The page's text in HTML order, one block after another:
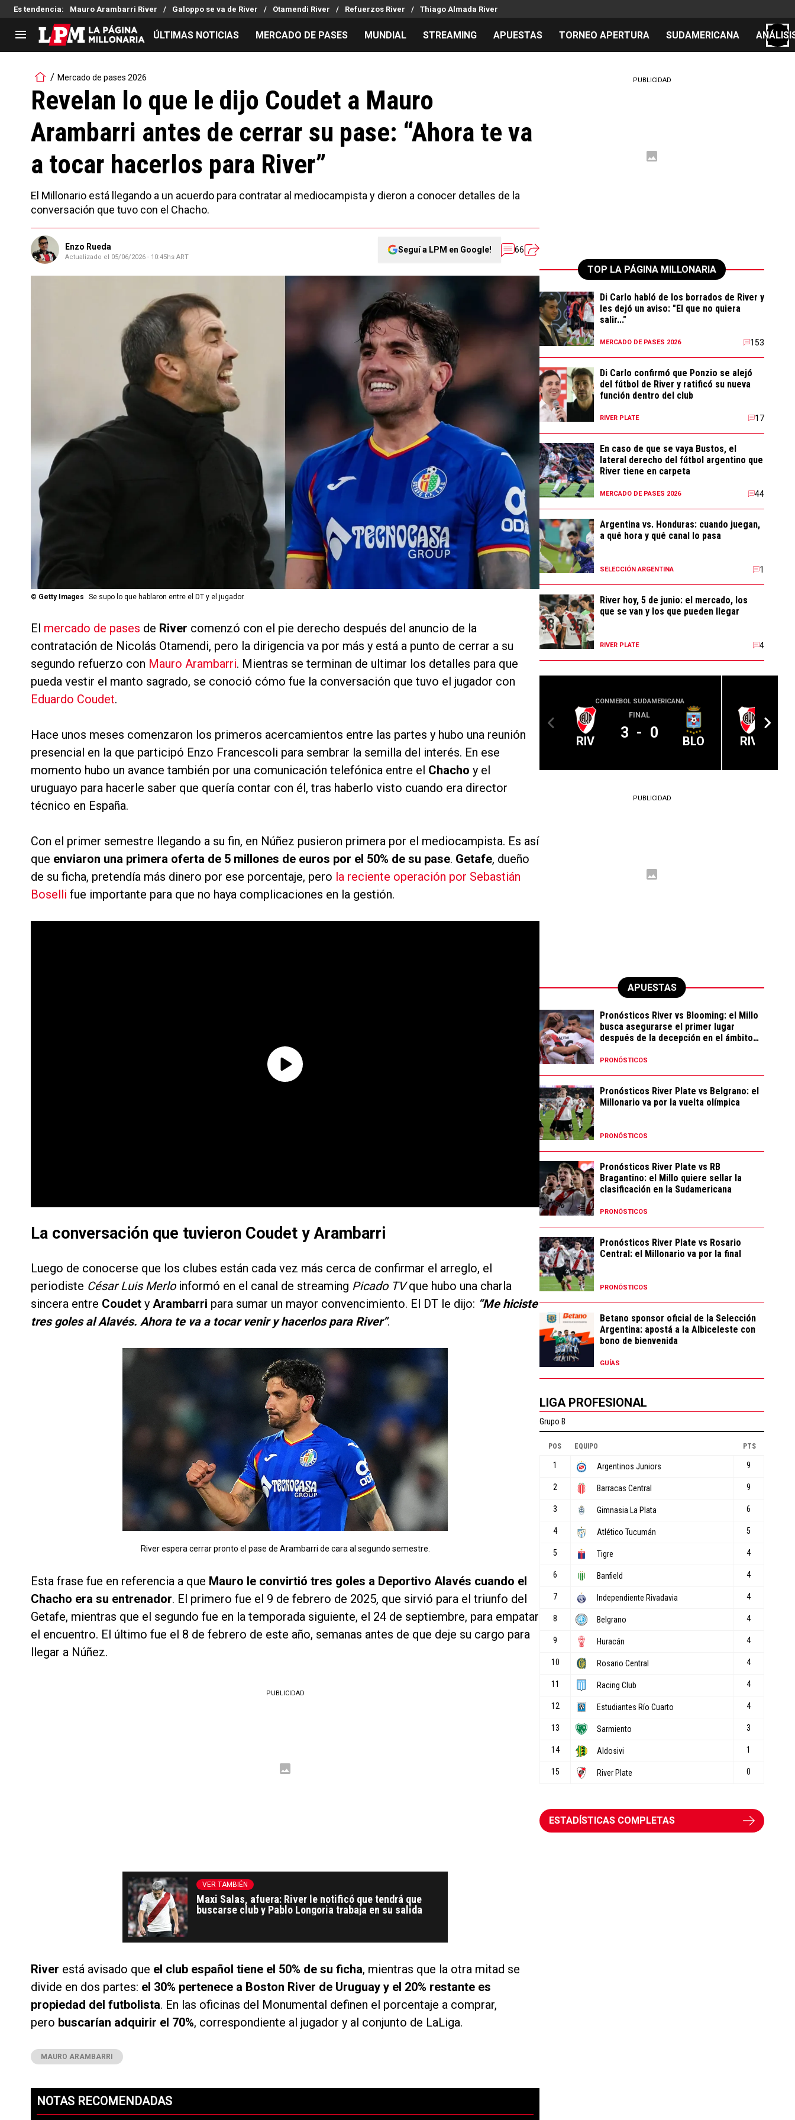
Es tendencia: Mauro Arambarri River Galoppo se va de River Otamendi River Refuerzos River Thiago Almada River
LIGA PROFESIONAL
Noticias
Tabla de posiciones
Fixture
Reserva
Copa Sudamericana
Copa Argentina
Selección Argentina
Mercado de Pases
Análisis tácticos
Chacho Coudet
Ex River
Streaming
Entradas
Hinchas
Los goles de River
Pronósticos
ÚLTIMAS NOTICIAS MERCADO DE PASES MUNDIAL STREAMING APUESTAS TORNEO APERTURA SUDAMERICANA
Mercado de pases 2026
Revelan lo que le dijo Coudet a Mauro
Arambarri antes de cerrar su pase: “Ahora te va
a tocar hacerlos para River”
El Millonario está llegando a un acuerdo para contratar al mediocampista y dieron a conocer detalles de la
conversación que tuvo con el Chacho.
Enzo Rueda
Actualizado el 05/06/2026 - 10:45hs ART
Seguí a LPM en Google! 66
© Getty Images Se supo lo que hablaron entre el DT y el jugador.
El mercado de pases de River comenzó con el pie derecho después del anuncio de la
contratación de Nicolás Otamendi, pero la dirigencia va por más y está a punto de cerrar a su
segundo refuerzo con Mauro Arambarri. Mientras se terminan de ultimar los detalles para que
pueda vestir el manto sagrado, se conoció cómo fue la conversación que tuvo el jugador con
Eduardo Coudet.
Hace unos meses comenzaron los primeros acercamientos entre las partes y hubo una reunión
presencial en la que participó Enzo Francescoli para sembrar la semilla del interés. En ese
momento hubo un avance también por una comunicación telefónica entre el Chacho y el
uruguayo para hacerle saber que quería contar con él, tras haberlo visto cuando era director
técnico en España.
Con el primer semestre llegando a su fin, en Núñez pusieron primera por el mediocampista. Es así
que enviaron una primera oferta de 5 millones de euros por el 50% de su pase. Getafe, dueño
de su ficha, pretendía más dinero por ese porcentaje, pero la reciente operación por Sebastián
Boselli fue importante para que no haya complicaciones en la gestión.
La conversación que tuvieron Coudet y Arambarri
Luego de conocerse que los clubes están cada vez más cerca de confirmar el arreglo, el
periodiste César Luis Merloinformó en el canal de streaming Picado TVque hubo una charla
sincera entre Coudet y Arambarri para sumar un mayor convencimiento. El DT le dijo: “Me hiciste
tres goles al Alavés. Ahora te va a tocar venir y hacerlos para River”.
River espera cerrar pronto el pase de Arambarri de cara al segundo semestre.
Esta frase fue en referencia a que Mauro le convirtió tres goles a Deportivo Alavés cuando el
Chacho era su entrenador. El primero fue el 9 de febrero de 2025, que sirvió para el triunfo del
Getafe, mientras que el segundo fue en la temporada siguiente, el 24 de septiembre, para empatar
el encuentro. El último fue el 8 de febrero de este año, semanas antes de que deje su cargo para
llegar a Núñez.
PUBLICIDAD
VER TAMBIÉN
Maxi Salas, afuera: River le notificó que tendrá que
buscarse club y Pablo Longoria trabaja en su salida
River está avisado que el club español tiene el 50% de su ficha, mientras que la otra mitad se
divide en dos partes: el 30% pertenece a Boston River de Uruguay y el 20% restante es
propiedad del futbolista. En las oficinas del Monumental definen el porcentaje a comprar,
pero buscarían adquirir el 70%, correspondiente al jugador y al conjunto de LaLiga.
MAURO ARAMBARRI
NOTAS RECOMENDADAS
PUBLICIDAD
TOP LA PÁGINA MILLONARIA
Di Carlo habló de los borrados de River y
les dejó un aviso: "El que no quiera
salir..."
MERCADO DE PASES 2026 153
Di Carlo confirmó que Ponzio se alejó
del fútbol de River y ratificó su nueva
función dentro del club
RIVER PLATE 17
En caso de que se vaya Bustos, el
lateral derecho del fútbol argentino que
River tiene en carpeta
MERCADO DE PASES 2026 44
Argentina vs. Honduras: cuando juegan,
a qué hora y qué canal lo pasa
SELECCIÓN ARGENTINA 1
River hoy, 5 de junio: el mercado, los
que se van y los que pueden llegar
RIVER PLATE 4
CONMEBOL SUDAMERICANA
RIV
FINAL
3 - 0 BLO RIV
PUBLICIDAD
APUESTAS
Pronósticos River vs Blooming: el Millo
busca asegurarse el primer lugar
después de la decepción en el ámbito
PRONÓSTICOS
Pronósticos River Plate vs Belgrano: el
Millonario va por la vuelta olímpica
PRONÓSTICOS
Pronósticos River Plate vs RB
Bragantino: el Millo quiere sellar la
clasificación en la Sudamericana
PRONÓSTICOS
Pronósticos River Plate vs Rosario
Central: el Millonario va por la final
PRONÓSTICOS
Betano sponsor oficial de la Selección
Argentina: apostá a la Albiceleste con
bono de bienvenida
GUÍAS
LIGA PROFESIONAL
ESTADÍSTICAS COMPLETAS